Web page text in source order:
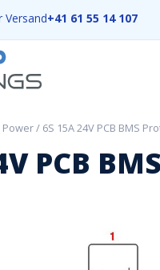
Versand+41 61 55 14 107
Power/ 6S 15A 24V PCB BMS
PCB